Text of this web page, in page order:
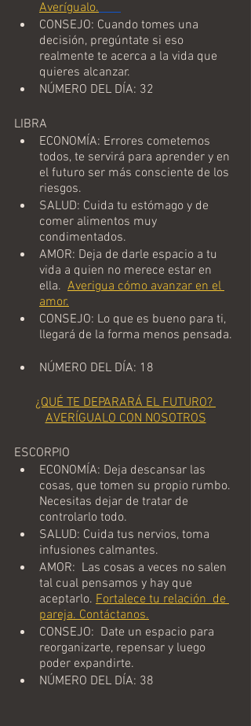
Averígualo.
CONSEJO: Cuando tomes una
decisión, pregúntate si eso
realmente te acerca a la vida que
quieres alcanzar.
NÚMERO DEL DÍA: 32
LIBRA
ECONOMÍA: Errores cometemos
todos, te servirá para aprender y en
el futuro ser más consciente de los
riesgos.
SALUD: Cuida tu estómago y de
comer alimentos muy
condimentados.
AMOR: Deja de darle espacio a tu
vida a quien no merece estar en
ella. Averigua cómo avanzar en el
amor.
CONSEJO: Lo que es bueno para ti,
llegará de la forma menos pensada.
NÚMERO DEL DÍA: 18
¿QUÉ TE DEPARARÁ EL FUTURO?
AVERÍGUALO CON NOSOTROS
ESCORPIO
ECONOMÍA: Deja descansar las
cosas, que tomen su propio rumbo.
Necesitas dejar de tratar de
controlarlo todo.
SALUD: Cuida tus nervios, toma
infusiones calmantes.
AMOR:  Las cosas a veces no salen
tal cual pensamos y hay que
aceptarlo. Fortalece tu relación  de
pareja. Contáctanos.
CONSEJO:  Date un espacio para
reorganizarte, repensar y luego
poder expandirte.
NÚMERO DEL DÍA: 38